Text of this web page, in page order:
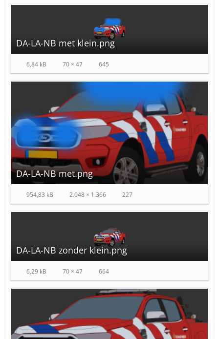
DA-LA-NB met klein.png
6,84 kB 70 × 47 645
DA-LA-NB met.png
954,83 kB 2.048 × 1.366 227
DA-LA-NB zonder klein.png
6,29 kB 70 × 47 664